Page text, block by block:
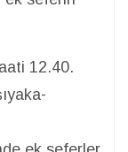
12.40.